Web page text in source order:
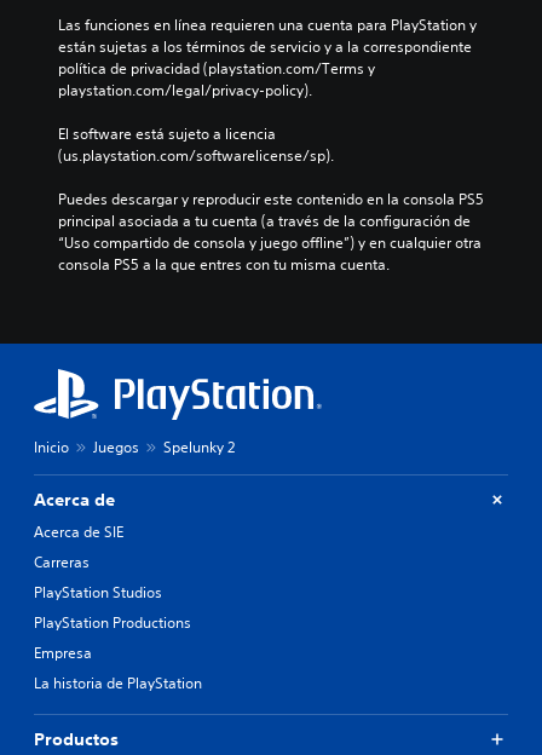
Las funciones en línea requieren una cuenta para PlayStation y
están sujetas a los términos de servicio y a la correspondiente
política de privacidad (playstation.com/Terms y
playstation.com/legal/privacy-policy).
El software está sujeto a licencia
(us.playstation.com/softwarelicense/sp).
Puedes descargar y reproducir este contenido en la consola PS5
principal asociada a tu cuenta (a través de la configuración de
“Uso compartido de consola y juego offline”) y en cualquier otra
consola PS5 a la que entres con tu misma cuenta.
Inicio Juegos Spelunky 2
Acerca de
Acerca de SIE
Carreras
PlayStation Studios
PlayStation Productions
Empresa
La historia de PlayStation
Productos